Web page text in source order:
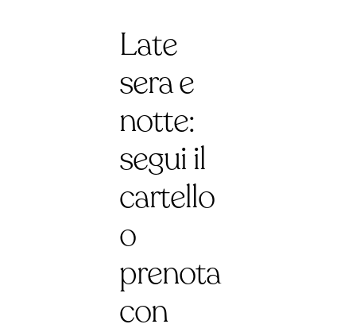
Late
sera e
notte:
segui il
cartello
o
prenota
con